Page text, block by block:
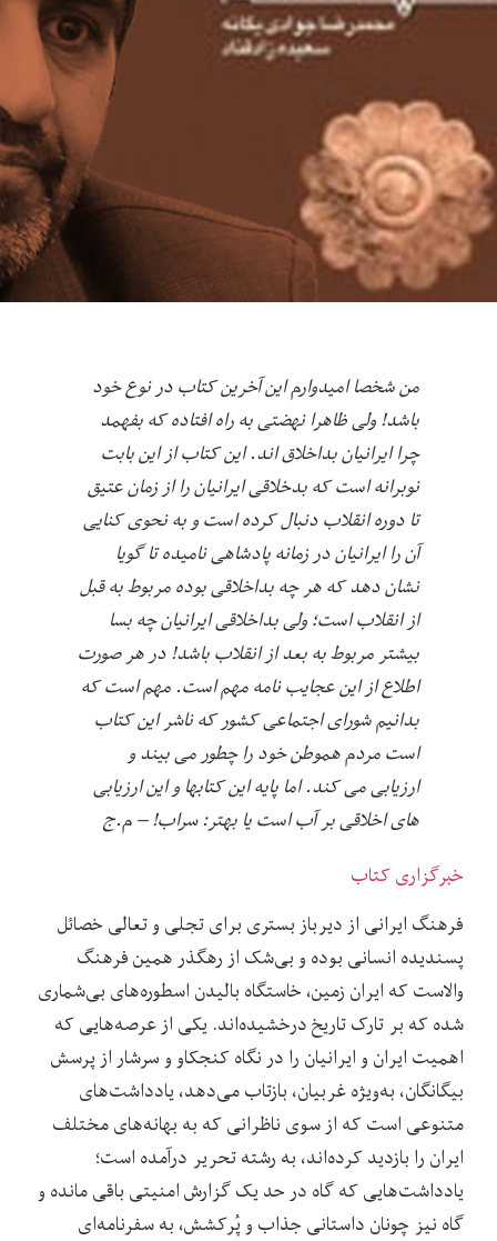
من شخصا امیدوارم این آخرین کتاب در نوع خود
باشد! ولی ظاهرا نهضتی به راه افتاده که بفهمد
چرا ایرانیان بداخلاق اند. این کتاب از این بابت
نوبرانه است که بدخلاقی ایرانیان را از زمان عتیق
تا دوره انقلاب دنبال کرده است و به نحوی کنایی
آن را ایرانیان در زمانه پادشاهی نامیده تا گویا
نشان دهد که هر چه بداخلاقی بوده مربوط به قبل
از انقلاب است؛ ولی بداخلاقی ایرانیان چه بسا
بیشتر مربوط به بعد از انقلاب باشد! در هر صورت
اطلاع از این عجایب نامه مهم است. مهم است که
بدانیم شورای اجتماعی کشور که ناشر این کتاب
است مردم هموطن خود را چطور می بیند و
ارزیابی می کند. اما پایه این کتابها و این ارزیابی
های اخلاقی بر آب است یا بهتر: سراب! – م.ج
خبرگزاری کتاب
فرهنگ ایرانی از دیرباز بستری برای تجلی و تعالی خصائل
پسندیده انسانی بوده و بی‌‌شک از رهگذر همین فرهنگ
والاست که ایران زمین، خاستگاه بالیدن اسطوره‌‌های بی‌‌شماری
شده که بر تارک تاریخ درخشیده‌‌اند. یکی از عرصه‌‌هایی که
اهمیت ایران و ایرانیان را در نگاه کنجکاو و سرشار از پرسش
بیگانگان، به‌‌ویژه غربیان، بازتاب می‌‌دهد،‌‌ یادداشت‌‌های
متنوعی است که از سوی ناظرانی که به بهانه‌‌های مختلف
ایران را بازدید کرده‌‌اند، به رشته تحریر درآمده است؛
یادداشت‌‌هایی که گاه در حد یک گزارش امنیتی باقی مانده و
گاه نیز چونان داستانی جذاب و پُرکشش، به سفرنامه‌‌ای‌‌